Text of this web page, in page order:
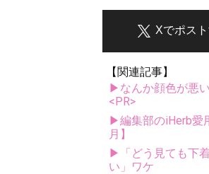
Xでポス
【関連記事】
▶なんか顔色が悪
<PR>
▶編集部のiHerb愛
月】
▶「どう見ても下
い」ワケ